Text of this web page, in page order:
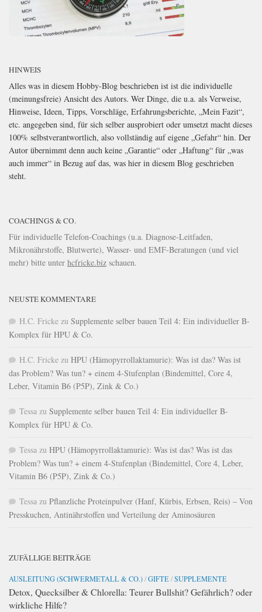
HINWEIS
Alles was in diesem Hobby-Blog beschrieben ist ist die individuelle
(meinungsfreie) Ansicht des Autors. Wer Dinge, die u.a. als Verweise,
Hinweise, Ideen, Tipps, Vorschläge, Erfahrungsberichte, „Mein Fazit“,
etc. angegeben sind, für sich selber ausprobiert oder umsetzt macht dieses
100% selbstverantwortlich, also vollständig auf eigene „Gefahr“ hin. Der
Autor übernimmt denn auch keine „Garantie“ oder „Haftung“ für „was
auch immer“ in Bezug auf das, was hier in diesem Blog geschrieben
steht.
COACHINGS & CO.
Für individuelle Telefon-Coachings (u.a. Diagnose-Leitfaden,
Mikronährstoffe, Blutwerte), Wasser- und EMF-Beratungen (und viel
mehr) bitte unter hcfricke.biz schauen.
NEUSTE KOMMENTARE
H.C. Fricke zu Supplemente selber bauen Teil 4: Ein individueller B-
Komplex für HPU & Co.
H.C. Fricke zu HPU (Hämopyrrollaktamurie): Was ist das? Was ist
das Problem? Was tun? + einem 4-Stufenplan (Bindemittel, Core 4,
Leber, Vitamin B6 (P5P), Zink & Co.)
Tessa zu Supplemente selber bauen Teil 4: Ein individueller B-
Komplex für HPU & Co.
Tessa zu HPU (Hämopyrrollaktamurie): Was ist das? Was ist das
Problem? Was tun? + einem 4-Stufenplan (Bindemittel, Core 4, Leber,
Vitamin B6 (P5P), Zink & Co.)
Tessa zu Pflanzliche Proteinpulver (Hanf, Kürbis, Erbsen, Reis) – Von
Presskuchen, Antinährstoffen und Verteilung der Aminosäuren
ZUFÄLLIGE BEITRÄGE
AUSLEITUNG (SCHWERMETALL & CO.)/GIFTE/SUPPLEMENTE
Detox, Quecksilber & Chlorella: Teurer Bullshit? Gefährlich? oder
wirkliche Hilfe?